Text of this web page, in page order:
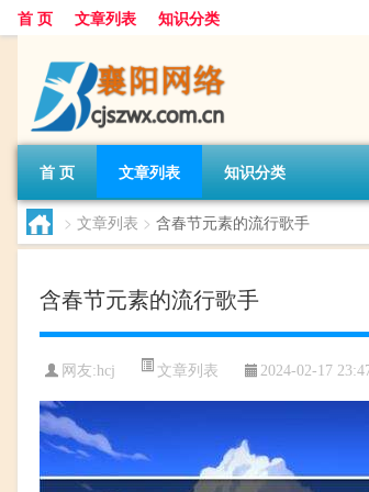
首 页 文章列表 知识分类
首 页 文章列表 知识分类
> 文章列表 > 含春节元素的流行歌手
含春节元素的流行歌手
网友:hcj 文章列表 2024-02-17